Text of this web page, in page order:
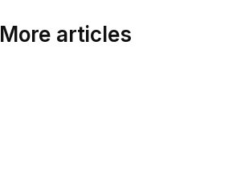
More articles